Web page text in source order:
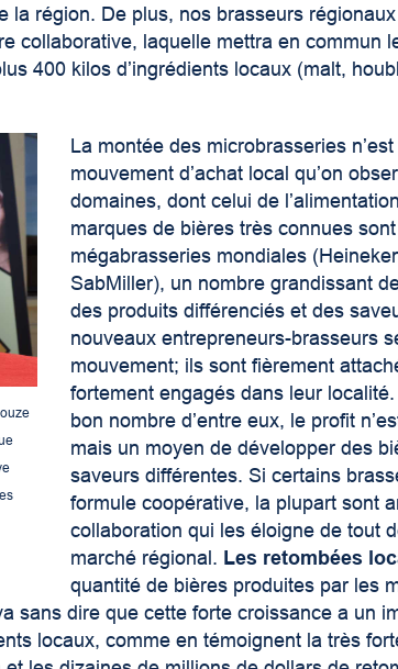
la région. De plus, nos brasseurs
collaborative, laquelle mettra en commun
400 kilos d’ingrédients locaux (malt,
La montée des microbrasseries
mouvement d’achat local qu’on
domaines, dont celui de
marques de bières très connues
mégabrasseries mondiales
SabMiller), un nombre grandissant
des produits différenciés et des
nouveaux entrepreneurs-brasseurs
mouvement; ils sont fièrement
fortement engagés dans leur
bon nombre d’entre eux, le profit
mais un moyen de développer des
saveurs différentes. Si certains
formule coopérative, la plupart sont
collaboration qui les éloigne de tout
marché régional. Les retombées
quantité de bières produites par les
sans dire que cette forte croissance a un
locaux, comme en témoignent la très